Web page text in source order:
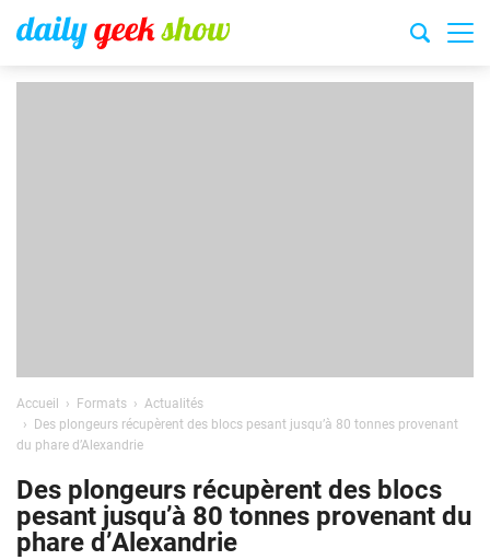
Accueil Formats
Actualités
Des plongeurs récupèrent des blocs pesant jusqu’à 80 tonnes provenant
du phare d’Alexandrie
Des plongeurs récupèrent des blocs
pesant jusqu’à 80 tonnes provenant du
phare d’Alexandrie